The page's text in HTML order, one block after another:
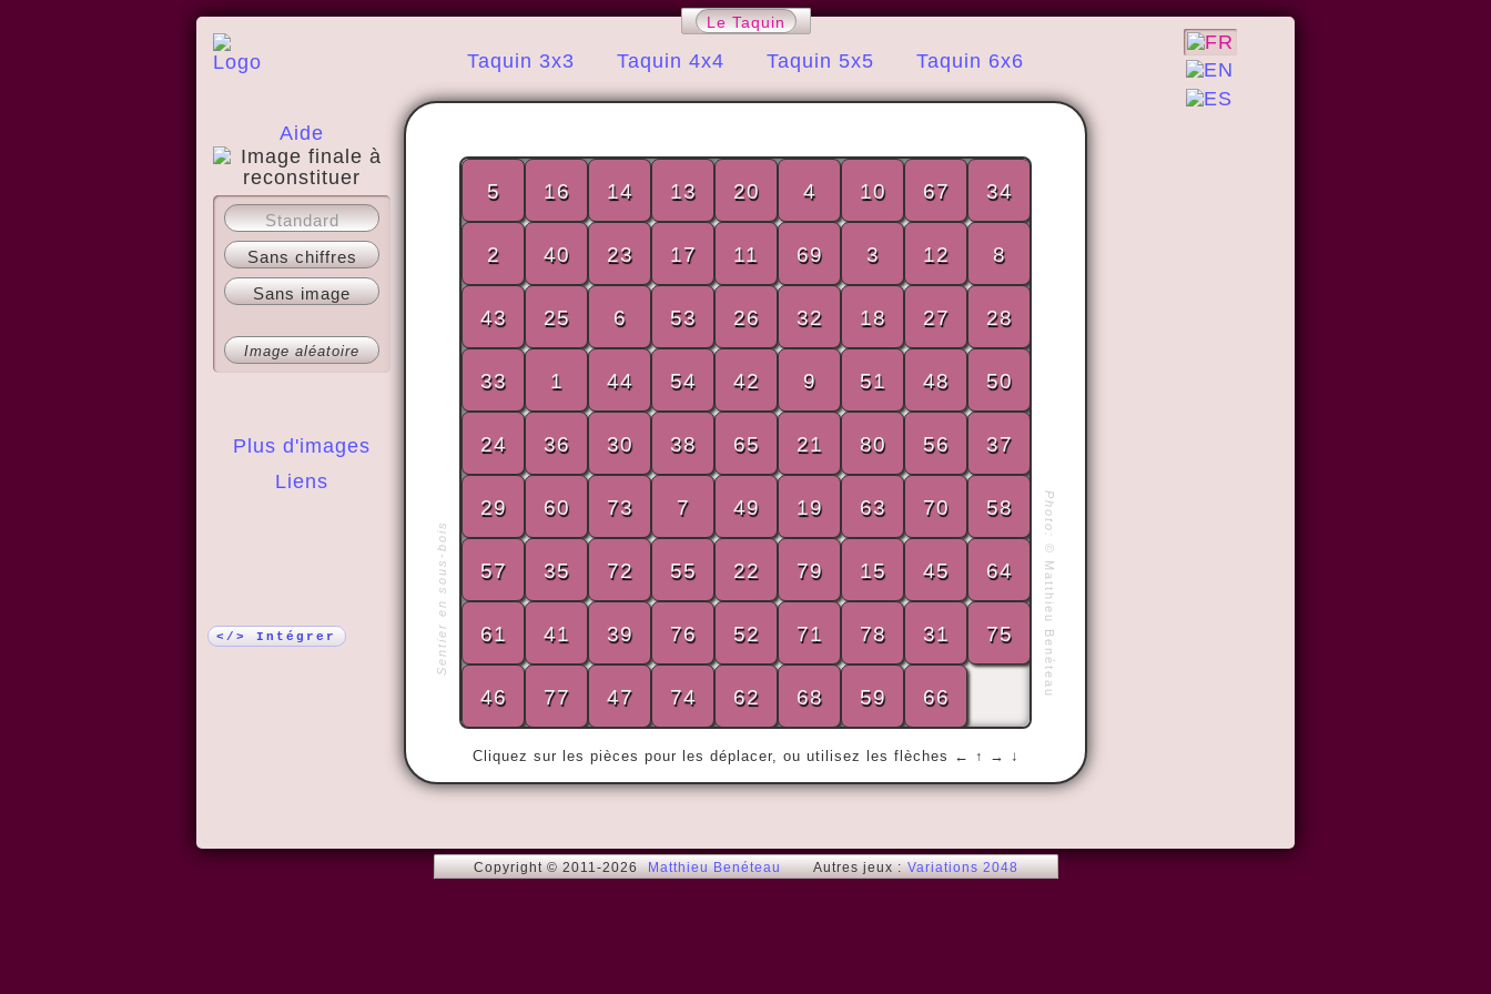
Le Taquin
Taquin 3x3 Taquin 4x4 Taquin 5x5 Taquin 6x6
Aide
A propos
Plus d'images
Liens
Standard
Sans chiffres
Sans image
Image aléatoire
</> Intégrer Sentier en sous-bois
Photo:
©
Matthieu Benéteau
Cliquez sur les pièces pour les déplacer, ou utilisez les flèches ← ↑ → ↓
« Ce qui compte, ce n'est pas le bonheur
chacun. »
5 16 14 13 20 4 10 67 34
2 40 23 17 11 69 3 12 8
43 25 6 53 26 32 18 27 28
33 1 44 54 42 9 51 48 50
24 36 30 38 65 21 80 56 37
29 60 73 7 49 19 63 70 58
57 35 72 55 22 79 15 45 64
61 41 39 76 52 71 78 31 75
46 77 47 74 62 68 59 66
Copyright © 2011-2026 Matthieu Benéteau Autres jeux : Variations 2048